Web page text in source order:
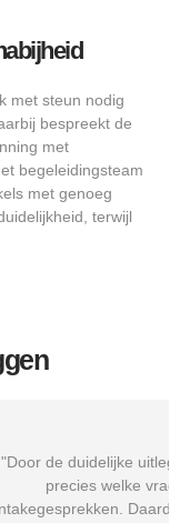
met steun nodig
bespreekt de
met
begeleidingsteam
met genoeg
terwijl
Wonen.nl wist ik
tijdens
een aanbieder die